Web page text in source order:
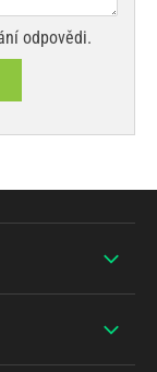
odpovědi.